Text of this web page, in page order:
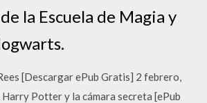
la Escuela de Magia y
[Descargar ePub Gratis] 2 febrero,
Potter y la cámara secreta [ePub